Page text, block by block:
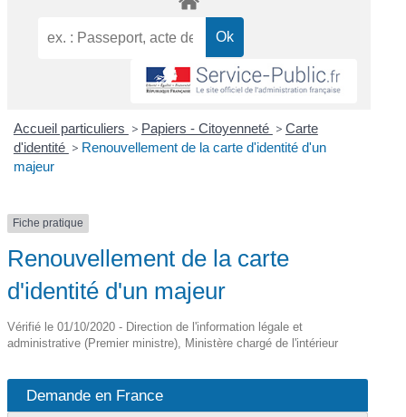
Accueil particuliers > Papiers - Citoyenneté > Carte
d'identité > Renouvellement de la carte d'identité d'un
majeur
Fiche pratique
Renouvellement de la carte
d'identité d'un majeur
Vérifié le 01/10/2020 - Direction de l'information légale et
administrative (Premier ministre), Ministère chargé de l'intérieur
Demande en France